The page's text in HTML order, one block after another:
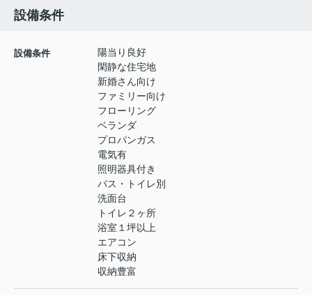
設備条件
設備条件
陽当り良好
閑静な住宅地
新婚さん向け
ファミリー向け
フローリング
ベランダ
プロパンガス
電気有
照明器具付き
バス・トイレ別
洗面台
トイレ２ヶ所
浴室１坪以上
エアコン
床下収納
収納豊富